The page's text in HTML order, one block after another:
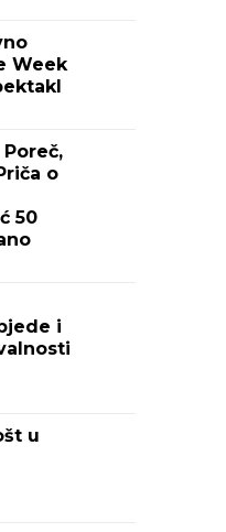
Week
o
50
i
u